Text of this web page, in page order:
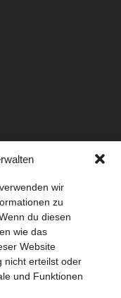
wir
zu
du diesen
wie das
Website
nicht erteilst oder
und Funktionen